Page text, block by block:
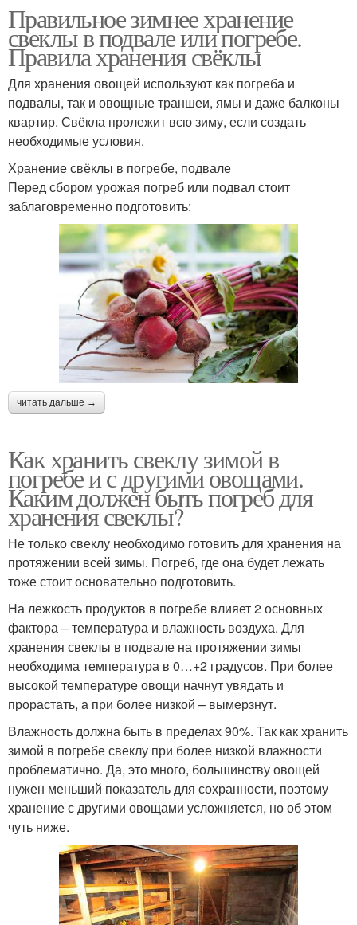
Правильное зимнее хранение
свеклы в подвале или погребе.
Правила хранения свёклы
Для хранения овощей используют как погреба и
подвалы, так и овощные траншеи, ямы и даже балконы
квартир. Свёкла пролежит всю зиму, если создать
необходимые условия.
Хранение свёклы в погребе, подвале
Перед сбором урожая погреб или подвал стоит
заблаговременно подготовить:
читать дальше →
Как хранить свеклу зимой в
погребе и с другими овощами.
Каким должен быть погреб для
хранения свеклы?
Не только свеклу необходимо готовить для хранения на
протяжении всей зимы. Погреб, где она будет лежать
тоже стоит основательно подготовить.
На лежкость продуктов в погребе влияет 2 основных
фактора – температура и влажность воздуха. Для
хранения свеклы в подвале на протяжении зимы
необходима температура в 0…+2 градусов. При более
высокой температуре овощи начнут увядать и
прорастать, а при более низкой – вымерзнут.
Влажность должна быть в пределах 90%. Так как хранить
зимой в погребе свеклу при более низкой влажности
проблематично. Да, это много, большинству овощей
нужен меньший показатель для сохранности, поэтому
хранение с другими овощами усложняется, но об этом
чуть ниже.